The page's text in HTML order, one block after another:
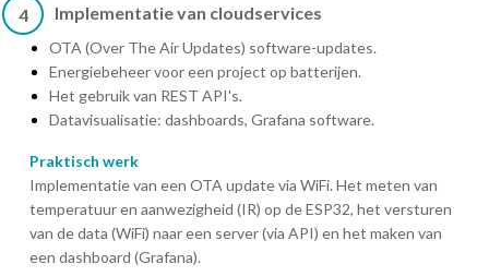
4 Implementatie van cloudservices
OTA (Over The Air Updates) software-updates.
Energiebeheer voor een project op batterijen.
Het gebruik van REST API's.
Datavisualisatie: dashboards, Grafana software.
Praktisch werk
Implementatie van een OTA update via WiFi. Het meten van
temperatuur en aanwezigheid (IR) op de ESP32, het versturen
van de data (WiFi) naar een server (via API) en het maken van
een dashboard (Grafana).